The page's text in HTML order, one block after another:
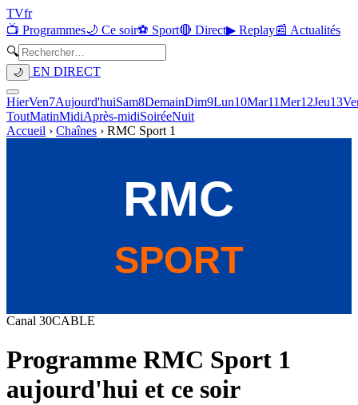
TVfr
📺 Programmes🌙 Ce soir⚽ Sport🔴 Direct▶ Replay📰 Actualités
🔍
🌙 EN DIRECT
HierVen7Aujourd'huiSam8DemainDim9Lun10Mar11Mer12Jeu13
ToutMatinMidiAprès-midiSoiréeNuit
Accueil › Chaînes › RMC Sport 1
Canal 30CABLE
Programme RMC Sport 1
aujourd'hui et ce soir